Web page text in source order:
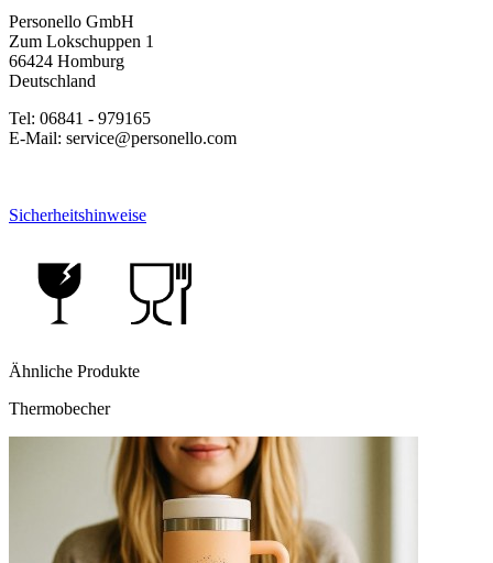
Personello GmbH
Zum Lokschuppen 1
66424 Homburg
Deutschland
Tel: 06841 - 979165
E-Mail: service@personello.com
Sicherheitshinweise
Ähnliche Produkte
Thermobecher